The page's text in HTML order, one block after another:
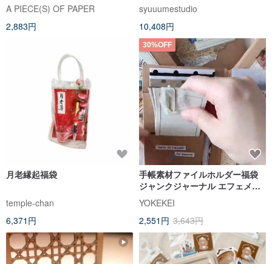
A PIECE(S) OF PAPER
2,883円
syuuumestudio
10,408円
月老縁起福袋
temple-chan
6,371円
30%OFF
手帳素材ファイルホルダー福袋
ジャンクジャーナル エフェメラ
ミステリーグラブパック
YOKEKEI
2,551円 3,643円